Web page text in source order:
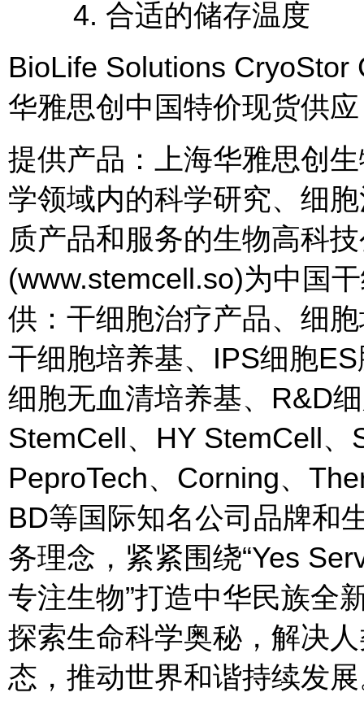
4. 合适的储存温度
BioLife Solutions
华雅思创中国特价现货供应
提供产品：上海华雅思创
学领域内的科学研究、细
质产品和服务的生物高科
(www.stemcell.so)为中国
供：干细胞治疗产品、细
干细胞培养基、IPS细胞
细胞无血清培养基、R&D
StemCell、HY StemCell
PeproTech、Corning、
BD等国际知名公司品牌和
务理念，紧紧围绕“Yes
专注生物”打造中华民族全
探索生命科学奥秘，解决
态，推动世界和谐持续发